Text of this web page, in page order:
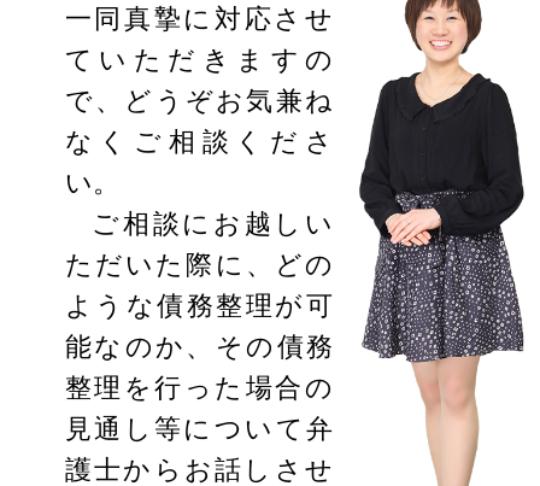
一同真摯に対応させ
ていただきますの
で、どうぞお気兼ね
なくご相談くださ
い。
ご相談にお越しい
ただいた際に、どの
ような債務整理が可
能なのか、その債務
整理を行った場合の
見通し等について弁
護士からお話しさせ